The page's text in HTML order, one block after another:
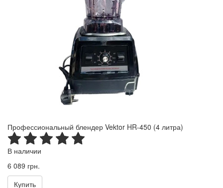
Профессиональный блендер Vektor HR-450 (4 литра)
В наличии
6 089 грн.
Купить